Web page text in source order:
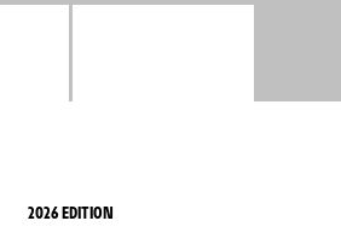
2026 EDITION